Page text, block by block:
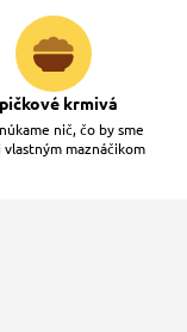
krmivá
nič, čo by sme
vlastným maznáčikom